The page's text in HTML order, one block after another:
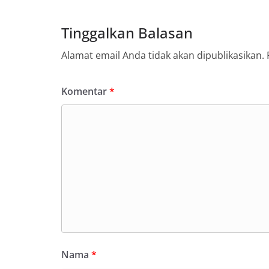
implementasi
penyampai
Tinggalkan Balasan
Alamat email Anda tidak akan dipublikasikan.
Komentar*
Nama *